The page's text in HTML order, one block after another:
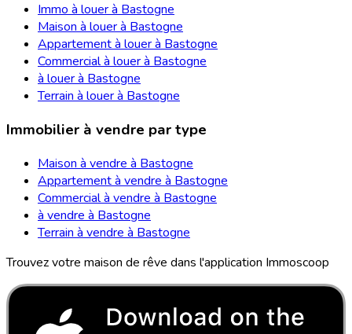
Immo à louer à Bastogne
Maison à louer à Bastogne
Appartement à louer à Bastogne
Commercial à louer à Bastogne
à louer à Bastogne
Terrain à louer à Bastogne
Immobilier à vendre par type
Maison à vendre à Bastogne
Appartement à vendre à Bastogne
Commercial à vendre à Bastogne
à vendre à Bastogne
Terrain à vendre à Bastogne
Trouvez votre maison de rêve dans l'application Immoscoop